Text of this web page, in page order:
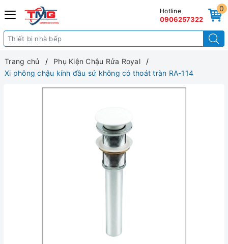
0
Hotline
0906257322
Trang chủ
Phụ Kiện Chậu Rửa Royal
Xi phông chậu kính đầu sứ không có thoát tràn RA-114